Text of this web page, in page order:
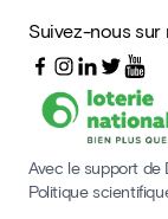
Suivez-nous sur
Avec le support de
Politique